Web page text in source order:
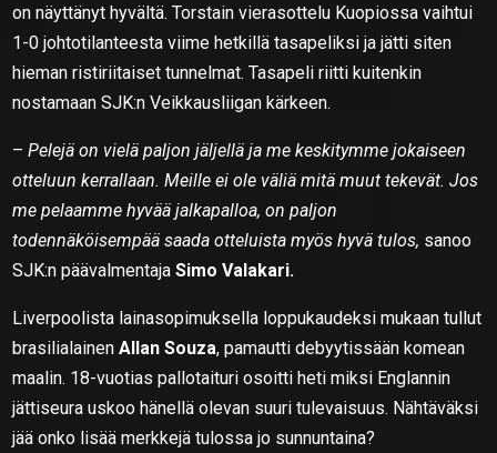
on näyttänyt hyvältä. Torstain vierasottelu Kuopiossa vaihtui
1-0 johtotilanteesta viime hetkillä tasapeliksi ja jätti siten
hieman ristiriitaiset tunnelmat. Tasapeli riitti kuitenkin
nostamaan SJK:n Veikkausliigan kärkeen.
–Pelejä on vielä paljon jäljellä ja me keskitymme jokaiseen
otteluun kerrallaan. Meille ei ole väliä mitä muut tekevät. Jos
me pelaamme hyvää jalkapalloa, on paljon
todennäköisempää saada otteluista myös hyvä tulos, sanoo
SJK:n päävalmentajaSimo Valakari.
Liverpoolista lainasopimuksella loppukaudeksi mukaan tullut
brasilialainenAllan Souza, pamautti debyytissään komean
maalin. 18-vuotias pallotaituri osoitti heti miksi Englannin
jättiseura uskoo hänellä olevan suuri tulevaisuus. Nähtäväksi
jää onko lisää merkkejä tulossa jo sunnuntaina?